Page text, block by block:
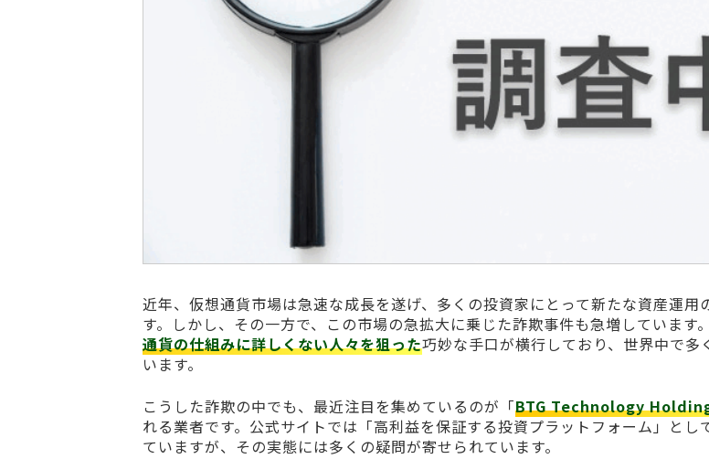
近年、仮想通貨市場は急速な成長を遂げ、多くの投資家にとって新たな資産運用
す。しかし、その一方で、この市場の急拡大に乗じた詐欺事件も急増しています。
通貨の仕組みに詳しくない人々を狙った巧妙な手口が横行しており、世界中で多
います。
こうした詐欺の中でも、最近注目を集めているのが「BTG Technology
れる業者です。公式サイトでは「高利益を保証する投資プラットフォーム」とし
ていますが、その実態には多くの疑問が寄せられています。